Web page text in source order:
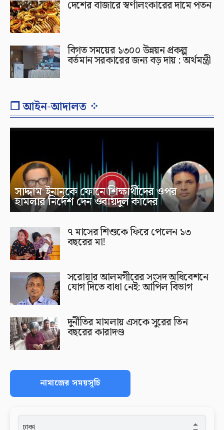
দেশের বাজারে স্বর্ণালংকারের দামে পতন
বিগত সময়ের ১৩০০ উন্নয়ন প্রকল্প
বর্তমান সরকারের জন্য বড় দায় : অর্থমন্ত্রী
❐ আইন-আদালত ⁘
সাদ্দাম-ইনানকে ফোনে শিক্ষার্থীদের ওপর
হামলার নির্দেশ দেন ওবায়দুল কাদের
৭ মাসের শিশুকে ফিরে পেলেন ১৩
বছরের মা!
সরোয়ার আলমগীরের সংসদ অধিবেশনে
যোগ দিতে বাধা নেই: আপিল বিভাগ
দুর্নীতির মামলায় এসকে সুরের তিন
বছরের কারাদণ্ড
নামাজের সময়সূচি